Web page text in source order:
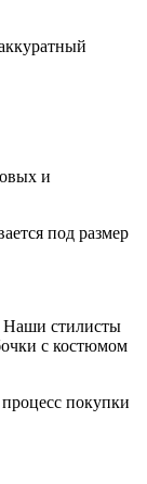
и
под размер
Наши стилисты
с костюмом
покупки